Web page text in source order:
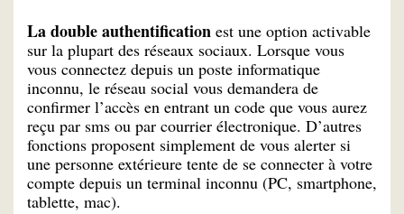
La double authentification est une option activable
sur la plupart des réseaux sociaux. Lorsque vous
vous connectez depuis un poste informatique
inconnu, le réseau social vous demandera de
confirmer l’accès en entrant un code que vous aurez
reçu par sms ou par courrier électronique. D’autres
fonctions proposent simplement de vous alerter si
une personne extérieure tente de se connecter à votre
compte depuis un terminal inconnu (PC, smartphone,
tablette, mac).